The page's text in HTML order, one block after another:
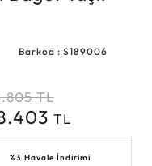
Barkod : S189006
TL
TL
%3 Havale İndirimi